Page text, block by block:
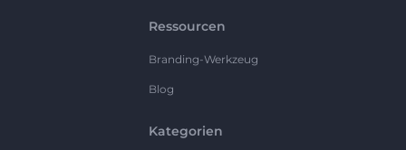
Ressourcen
Branding-Werkzeug
Blog
Kategorien